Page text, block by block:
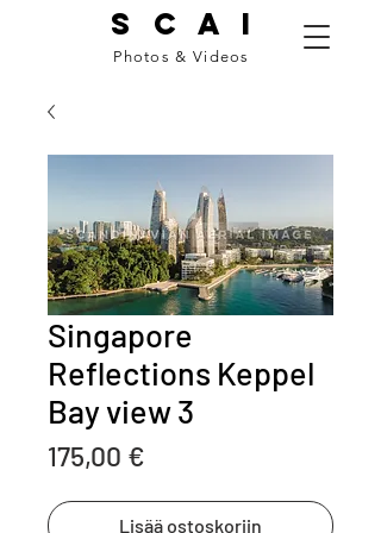
S C A I
Photos & Videos
Singapore
Reflections Keppel
Bay view 3
175,00 €
Lisää ostoskoriin